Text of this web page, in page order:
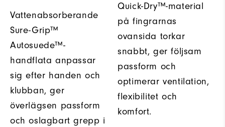
Vattenabsorberande
Sure-Grip™
Autosuede™-
handflata anpassar
sig efter handen och
klubban, ger
överlägsen passform
och oslagbart grepp i
Quick-Dry™-material
på fingrarnas
ovansida torkar
snabbt, ger följsam
passform och
optimerar ventilation,
flexibilitet och
komfort.